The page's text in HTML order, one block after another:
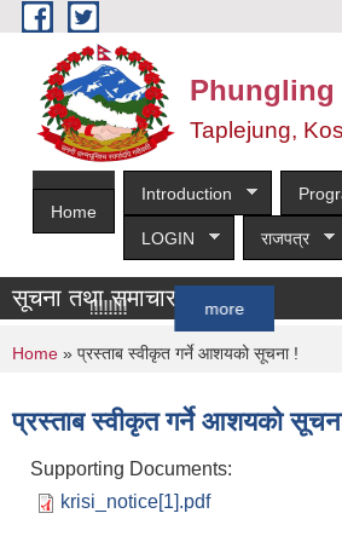
Skip to main content
Taplejung,
Home
Introduction
LOGIN राजपत्र
सूचना तथा समाचार
more
You are here
Home » प्रस्ताब स्वीकृत गर्ने आशयको सूचना !
प्रस्ताब स्वीकृत गर्ने आशयको
Supporting Documents:
krisi_notice[1].pdf